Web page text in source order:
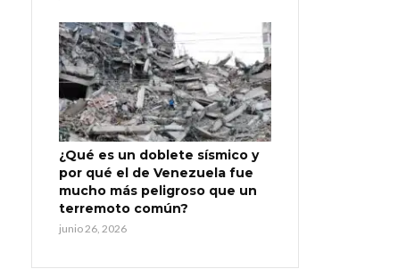
¿Qué es un doblete sísmico y
por qué el de Venezuela fue
mucho más peligroso que un
terremoto común?
junio 26, 2026